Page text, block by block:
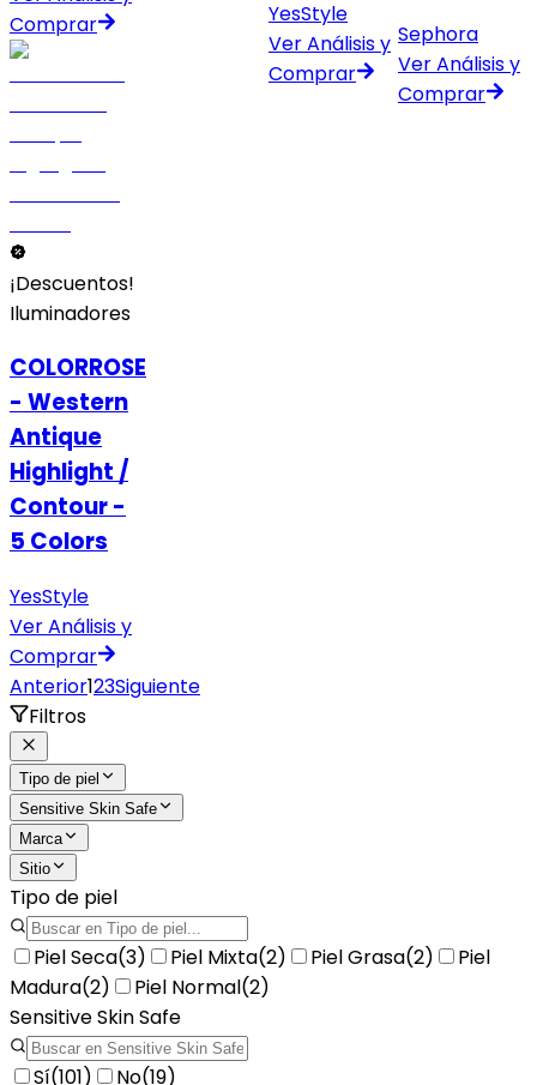
Comprar
¡Descuentos!
Iluminadores
COLORROSE
- Western
Antique
Highlight /
Contour -
5 Colors
YesStyle
Ver Análisis y
Comprar
YesStyle
Ver Análisis y
Comprar
Sephora
Ver Análisis y
Comprar
Anterior123Siguiente
Filtros
Tipo de piel
Sensitive Skin Safe
Marca
Sitio
Tipo de piel
Piel Seca(3) Piel Mixta(2) Piel Grasa(2)
Piel
Madura(2) Piel Normal(2)
Sensitive Skin Safe
Sí(101) No(19)